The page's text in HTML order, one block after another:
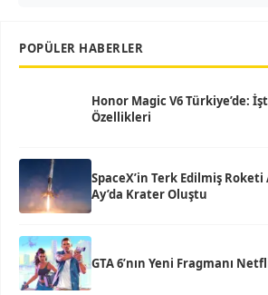
POPÜLER HABERLER
Honor Magic V6 Türkiye’de:
Özellikleri
SpaceX’in Terk Edilmiş Roketi
Ay’da Krater Oluştu
GTA 6’nın Yeni Fragmanı